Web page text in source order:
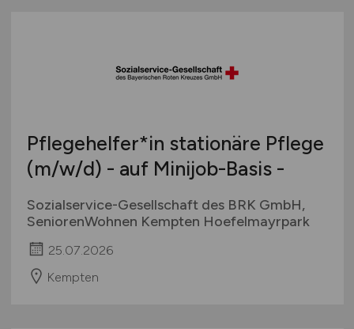
Pflegehelfer*in stationäre Pflege
(m/w/d) - auf Minijob-Basis -
Sozialservice-Gesellschaft des BRK GmbH,
SeniorenWohnen Kempten Hoefelmayrpark
25.07.2026
Kempten